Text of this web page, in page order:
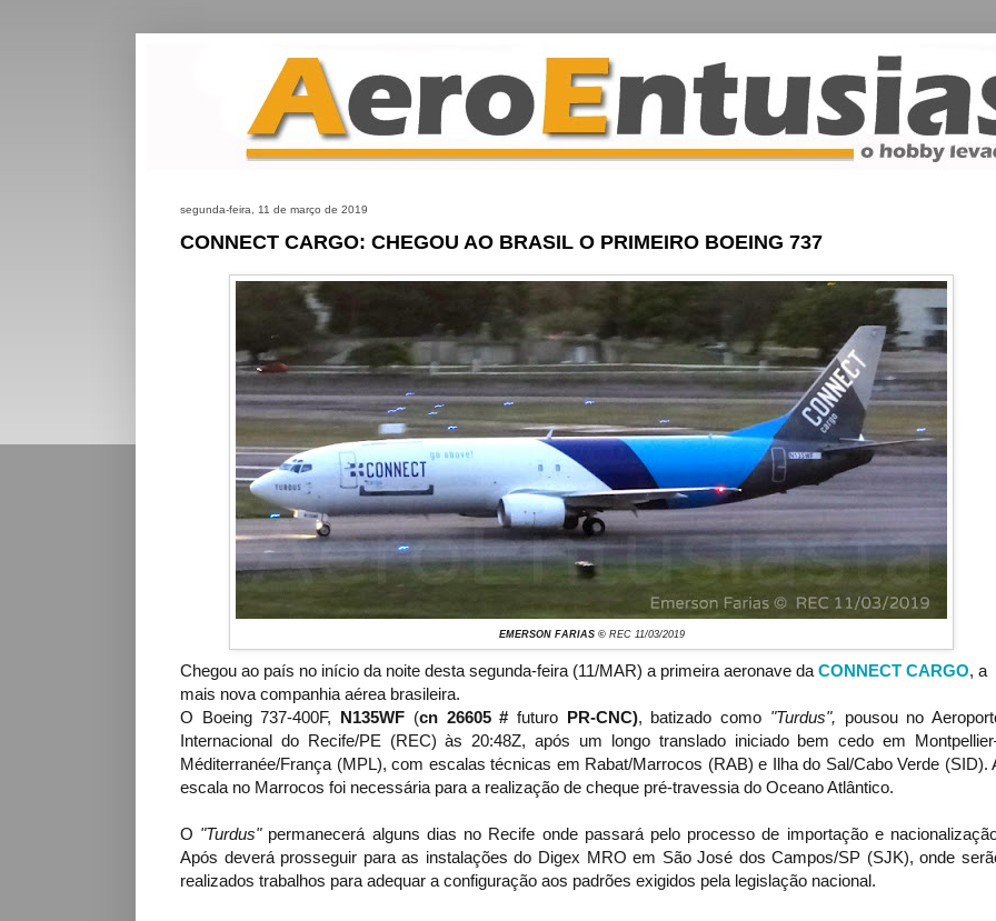
segunda-feira, 11 de março de 2019
CONNECT CARGO: CHEGOU AO BRASIL O PRIMEIRO BOEING 737
EMERSON FARIAS © REC 11/03/2019
Chegou ao país no início da noite desta segunda-feira (11/MAR) a primeira aeronave da CONNECT CARGO, a
mais nova companhia aérea brasileira.
O Boeing 737-400F, N135WF (cn 26605 #futuro PR-CNC), batizado como "Turdus", pousou no
Internacional do Recife/PE (REC)às 20:48Z, após um longo translado iniciado bem cedo em
Méditerranée/França (MPL), com escalas técnicas em Rabat/Marrocos (RAB) e Ilha do Sal/Cabo Verde (SID).
escala no Marrocos foi necessária para a realização de cheque pré-travessia do Oceano Atlântico.
O "Turdus"permanecerá alguns dias no Recife onde passará pelo processo de importação e
Após deverá prosseguir para as instalações do Digex MRO em São José dos Campos/SP (SJK), onde
realizados trabalhos para adequar a configuração aos padrões exigidos pela legislação nacional.